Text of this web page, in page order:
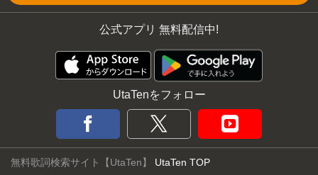
公式アプリ 無料配信中!
UtaTenをフォロー
無料歌詞検索サイト【UtaTen】 UtaTen TOP